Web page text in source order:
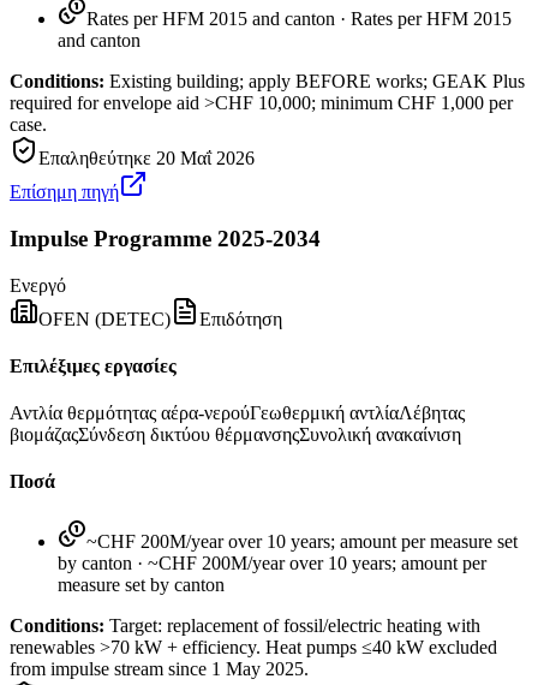
Rates per HFM 2015 and canton · Rates per HFM 2015
and canton
Conditions: Existing building; apply BEFORE works; GEAK Plus
required for envelope aid >CHF 10,000; minimum CHF 1,000 per
case.
Επαληθεύτηκε 20 Μαΐ 2026
Επίσημη πηγή
Impulse Programme 2025-2034
Ενεργό
OFEN (DETEC)
Επιδότηση
Επιλέξιμες εργασίες
Αντλία θερμότητας αέρα-νερούΓεωθερμική αντλίαΛέβητας
βιομάζαςΣύνδεση δικτύου θέρμανσηςΣυνολική ανακαίνιση
Ποσά
~CHF 200M/year over 10 years; amount per measure set
by canton · ~CHF 200M/year over 10 years; amount per
measure set by canton
Conditions: Target: replacement of fossil/electric heating with
renewables >70 kW + efficiency. Heat pumps ≤40 kW excluded
from impulse stream since 1 May 2025.